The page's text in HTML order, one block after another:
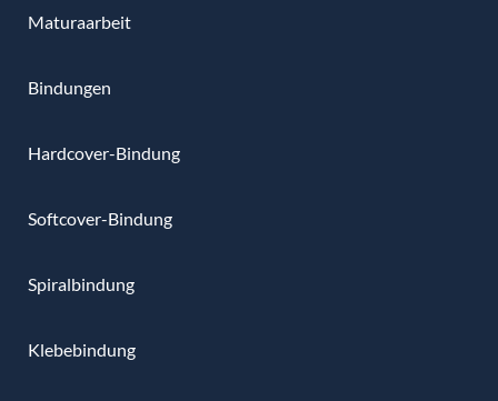
Maturaarbeit
Bindungen
Hardcover-Bindung
Softcover-Bindung
Spiralbindung
Klebebindung